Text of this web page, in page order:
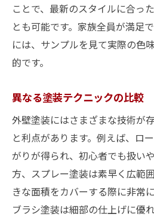
自然素材を活かしたエ
地域の特徴を取り入れ
未来的なデザインを目
外壁塗装で新築のような雰
リノベーションとリフ
高品質な塗料の選び方
細部にこだわるリペイ
古い外観を一新する
プロに依頼するメリッ
DIYでできる簡単な外
ことで、最新のスタイルに合っ
とも可能です。家族全員が満足
には、サンプルを見て実際の色
的です。
異なる塗装テクニックの比較
外壁塗装にはさまざまな技術が
と利点があります。例えば、ロ
がりが得られ、初心者でも扱い
方、スプレー塗装は素早く広範
きな面積をカバーする際に非常
ブラシ塗装は細部の仕上げに優